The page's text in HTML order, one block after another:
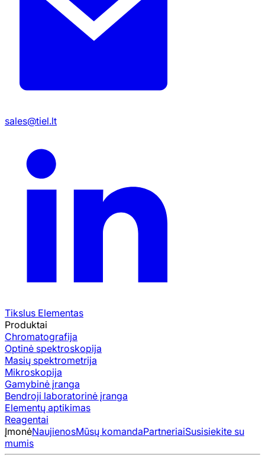
sales@tiel.lt
Tikslus Elementas
Produktai
Chromatografija
Optinė spektroskopija
Masių spektrometrija
Mikroskopija
Gamybinė įranga
Bendroji laboratorinė įranga
Elementų aptikimas
Reagentai
ĮmonėNaujienosMūsų komandaPartneriaiSusisiekite su
mumis